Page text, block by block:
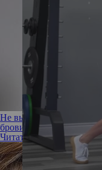
Не выщипанные, а
брови этой весной
Читать полностью